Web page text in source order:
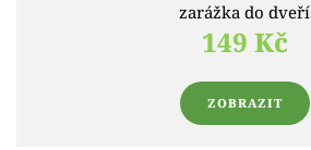
zarážka do dveří
149 Kč
ZOBRAZIT